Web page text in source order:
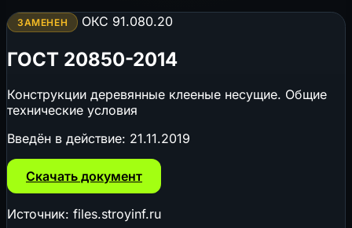
ЗАМЕНЕН ОКС 91.080.20
ГОСТ 20850-2014
Конструкции деревянные клееные несущие. Общие
технические условия
Введён в действие: 21.11.2019
Скачать документ
Источник: files.stroyinf.ru